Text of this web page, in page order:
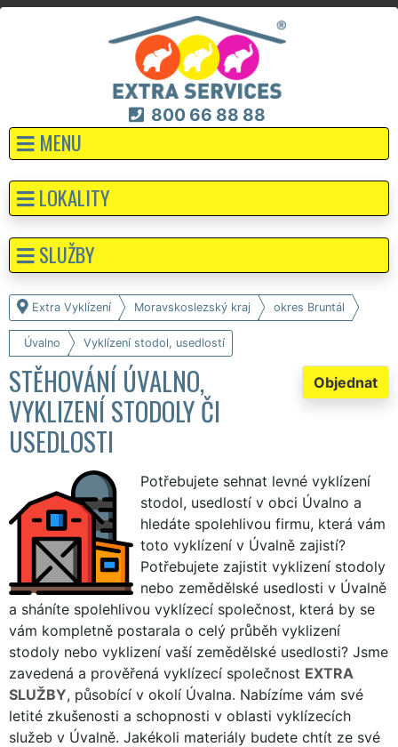
800 66 88 88
MENU
Extra Vyklízení Moravskoslezský kraj okres Bruntál
Úvalno Vyklízení stodol, usedlostí
Objednat
STĚHOVÁNÍ ÚVALNO,
VYKLIZENÍ STODOLY ČI
USEDLOSTI
Potřebujete sehnat levné vyklízení
stodol, usedlostí v obci Úvalno a
hledáte spolehlivou firmu, která vám
toto vyklízení v Úvalně zajistí?
Potřebujete zajistit vyklizení stodoly
nebo zemědělské usedlosti v Úvalně
a sháníte spolehlivou vyklízecí společnost, která by se
vám kompletně postarala o celý průběh vyklizení
stodoly nebo vyklizení vaší zemědělské usedlosti? Jsme
zavedená a prověřená vyklízecí společnost EXTRA
SLUŽBY, působící v okolí Úvalna. Nabízíme vám své
letité zkušenosti a schopnosti v oblasti vyklízecích
služeb v Úvalně. Jakékoli materiály budete chtít ze své
LOKALITY
SLUŽBY